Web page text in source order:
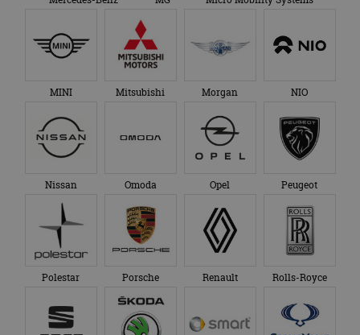
MINI Mitsubishi Morgan NIO
Nissan Omoda Opel Peugeot
Polestar Porsche Renault Rolls-Royce